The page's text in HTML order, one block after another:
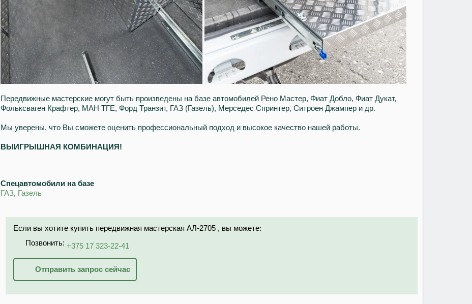
Передвижные мастерские могут быть произведены на базе автомобилей Рено Мастер, Фиат Добло, Фиат Дукат,
Фольксваген Крафтер, МАН ТГЕ, Форд Транзит, ГАЗ (Газель), Мерседес Спринтер, Ситроен Джампер и др.
Мы уверены, что Вы сможете оценить профессиональный подход и высокое качество нашей работы.
ВЫИГРЫШНАЯ КОМБИНАЦИЯ!
Спецавтомобили на базе
ГАЗ, Газель
Если вы хотите купить передвижная мастерская АЛ-2705 , вы можете:
Позвонить: +375 17 323-22-41
Отправить запрос сейчас